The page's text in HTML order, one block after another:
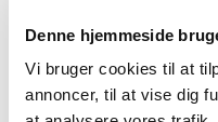
Denne hjemmeside
Vi bruger cookies til at
annoncer, til at vise dig
Jersie